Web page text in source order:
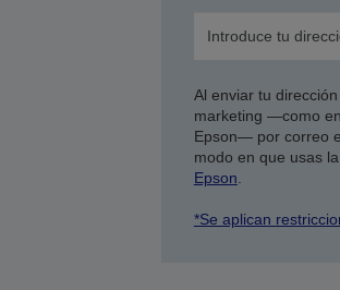
Al enviar tu
marketing —como
Epson— por correo
modo en que usas
Epson
*Se aplican